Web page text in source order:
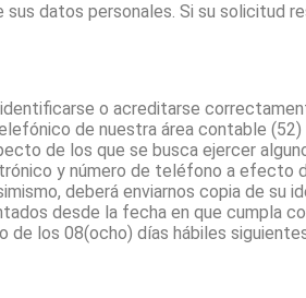
datos personales. Si su solicitud
o acreditarse
de nuestra área contable
de los que se busca ejercer
y número de teléfono a
deberá enviarnos copia de su
desde la fecha en que cumpla
los 08(ocho) días hábiles